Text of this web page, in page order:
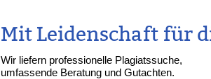
Mit Leidenschaft für
Wir liefern professionelle Plagiatssuche,
umfassende Beratung und Gutachten.